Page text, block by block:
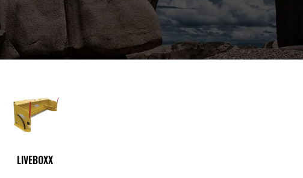
LIVEBOXX